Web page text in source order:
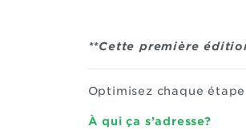
**Cette première
Optimisez chaque
À qui ça s’adresse?